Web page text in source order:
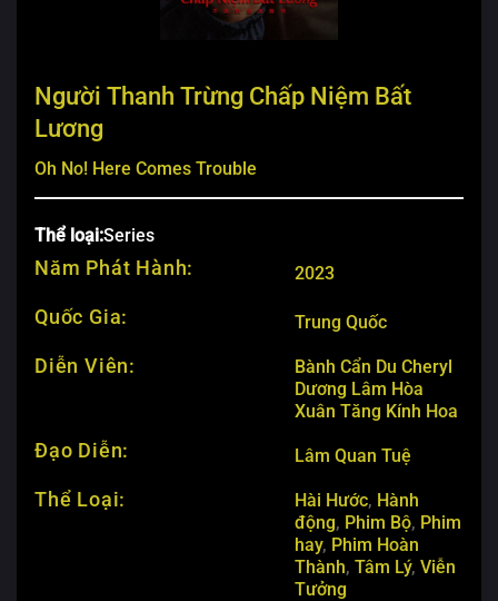
Người Thanh Trừng Chấp Niệm Bất
Lương
Oh No! Here Comes Trouble
Thể loại:Series
Năm Phát Hành: 2023
Quốc Gia: Trung Quốc
Diễn Viên: Bành Cẩn Du Cheryl
Dương Lâm Hòa
Xuân Tăng Kính Hoa
Đạo Diễn: Lâm Quan Tuệ
Thể Loại: Hài Hước, Hành
động, Phim Bộ, Phim
hay, Phim Hoàn
Thành, Tâm Lý, Viễn
Tưởng